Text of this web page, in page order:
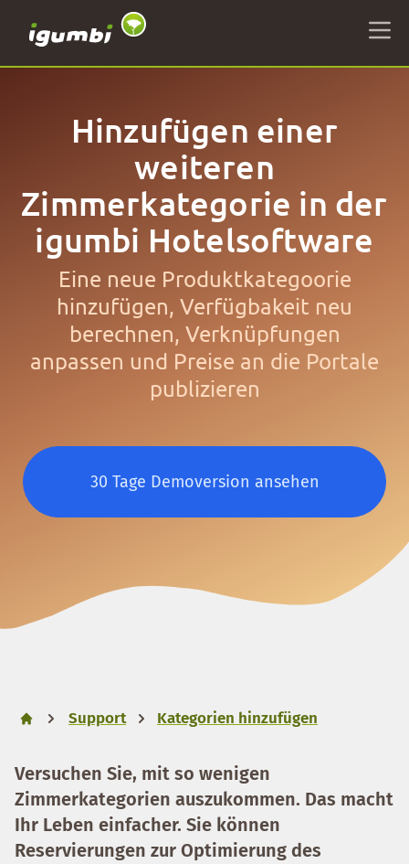
Hinzufügen einer
weiteren
Zimmerkategorie in der
igumbi Hotelsoftware
Eine neue Produktkategoorie
hinzufügen, Verfügbakeit neu
berechnen, Verknüpfungen
anpassen und Preise an die Portale
publizieren
30 Tage Demoversion ansehen
Support Kategorien hinzufügen
Versuchen Sie, mit so wenigen
Zimmerkategorien auszukommen. Das macht
Ihr Leben einfacher. Sie können
Reservierungen zur Optimierung des